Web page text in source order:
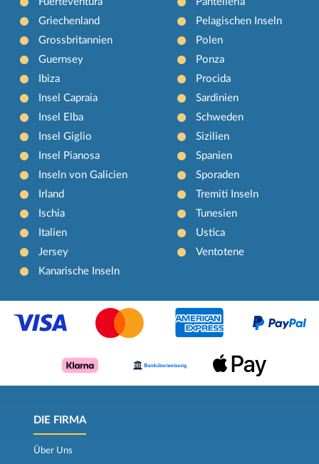
Griechenland
Grossbritannien
Guernsey
Ibiza
Insel Capraia
Insel Elba
Insel Giglio
Insel Pianosa
Inseln von Galicien
Irland
Ischia
Italien
Jersey
Kanarische Inseln
Pelagischen Inseln
Polen
Ponza
Procida
Sardinien
Schweden
Sizilien
Spanien
Sporaden
Tremiti Inseln
Tunesien
Ustica
Ventotene
DIE FIRMA
Über Uns